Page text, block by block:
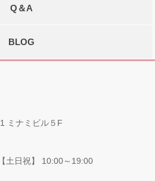
Q＆A
BLOG
ミナミビル５F
土日祝】 10:00～19:00